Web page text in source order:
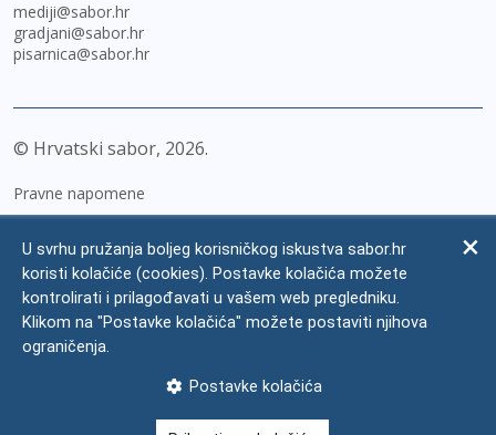
mediji@sabor.hr
gradjani@sabor.hr
pisarnica@sabor.hr
© Hrvatski sabor, 2026
Pravne napomene
Zaštita osobnih podataka
Impressum
Česta pitanja
U svrhu pružanja boljeg korisničkog iskustva sabor.hr
koristi kolačiće (cookies). Postavke kolačića možete
kontrolirati i prilagođavati u vašem web pregledniku.
Klikom na "Postavke kolačića" možete postaviti njihova
ograničenja.
Postavke kolačića